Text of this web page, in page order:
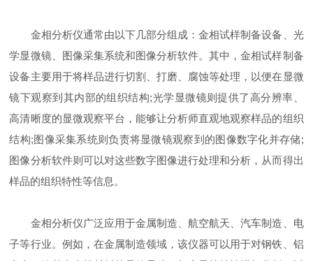
金相分析仪通常由以下几部分组成：金相试样制备设备、光
学显微镜、图像采集系统和图像分析软件。其中，金相试样制备
设备主要用于将样品进行切割、打磨、腐蚀等处理，以便在显微
镜下观察到其内部的组织结构;光学显微镜则提供了高分辨率、
高清晰度的显微观察平台，能够让分析师直观地观察样品的组织
结构;图像采集系统则负责将显微镜观察到的图像数字化并存储;
图像分析软件则可以对这些数字图像进行处理和分析，从而得出
样品的组织特性等信息。
金相分析仪广泛应用于金属制造、航空航天、汽车制造、电
子等行业。例如，在金属制造领域，该仪器可以用于对钢铁、铝